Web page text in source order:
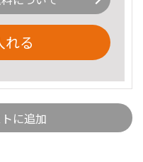
れる
に追加